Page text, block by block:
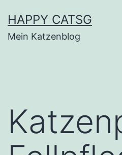
Inhalt
springen
HAPPY CATSG
Mein Katzenblog